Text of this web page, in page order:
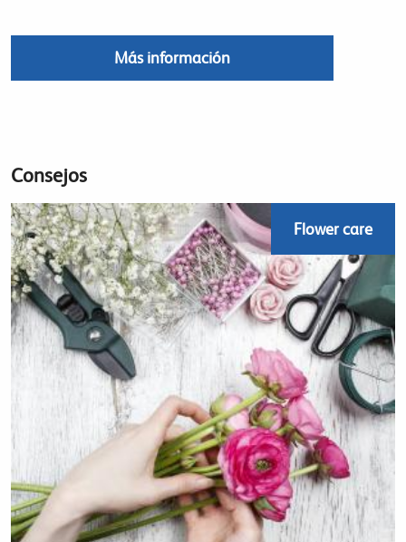
Más información
Consejos
Flower care